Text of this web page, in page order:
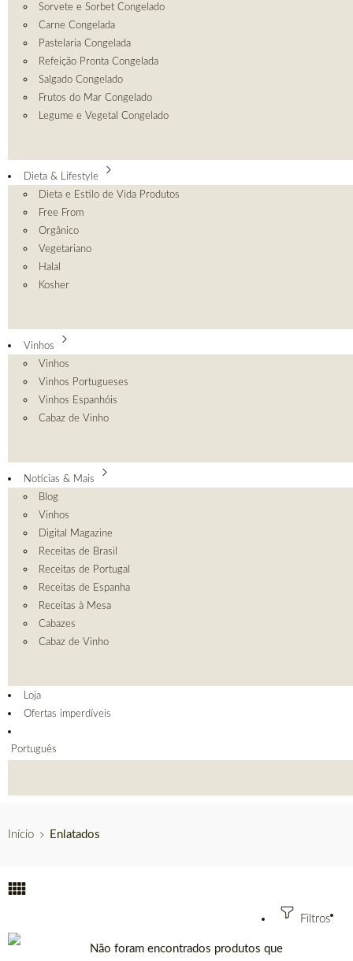
Sorvete e Sorbet Congelado
Carne Congelada
Pastelaria Congelada
Refeição Pronta Congelada
Salgado Congelado
Frutos do Mar Congelado
Legume e Vegetal Congelado
Dieta & Lifestyle
Dieta e Estilo de Vida Produtos
Free From
Orgânico
Vegetariano
Halal
Kosher
Vinhos
Vinhos
Vinhos Portugueses
Vinhos Espanhóis
Cabaz de Vinho
Notícias & Mais
Blog
Vinhos
Digital Magazine
Receitas de Brasil
Receitas de Portugal
Receitas de Espanha
Receitas à Mesa
Cabazes
Cabaz de Vinho
Loja
Ofertas imperdíveis
Português
Início Enlatados
Filtros
Não foram encontrados produtos que